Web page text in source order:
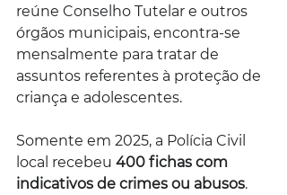
reúne Conselho Tutelar e outros
órgãos municipais, encontra-se
mensalmente para tratar de
assuntos referentes à proteção de
criança e adolescentes.
Somente em 2025, a Polícia Civil
local recebeu 400 fichas com
indicativos de crimes ou abusos.